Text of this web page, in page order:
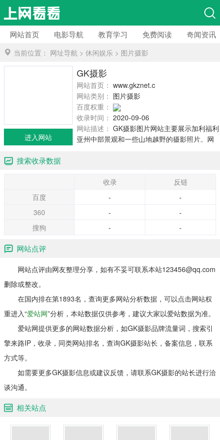
网站首页 电影导航 教育学习 免费阅读 奇闻资讯
当前位置： 网址导航 > 休闲娱乐 > 图片摄影
GK摄影
网站首页： www.gkznet.com
网站类别： 图片摄影
百度权重：
收录时间： 2020-09-06
网站描述： GK摄影图片网站主要展示加利福利
亚州中部景观和一些山地越野的摄影照片。网
进入网站
搜索收录数据
收录
反链
百度
-
-
360
-
-
搜狗
- -
网站点评
网站点评由网友整理分享，如有不妥可联系本站123456@qq.com
删除或整改。
在国内排在第1893名，查询更多网站分析数据，可以点击网站权
重进入“爱站网”分析，本站数据仅供参考，建议大家以爱站数据为准。
爱站网提供更多的网站数据分析，如GK摄影品牌流量词，搜索引
擎来路IP，收录，同类网站排名，查询GK摄影站长，备案信息，联系
方式等。
如需要更多GK摄影信息或建议反馈，请联系GK摄影的站长进行洽
谈沟通。
相关站点